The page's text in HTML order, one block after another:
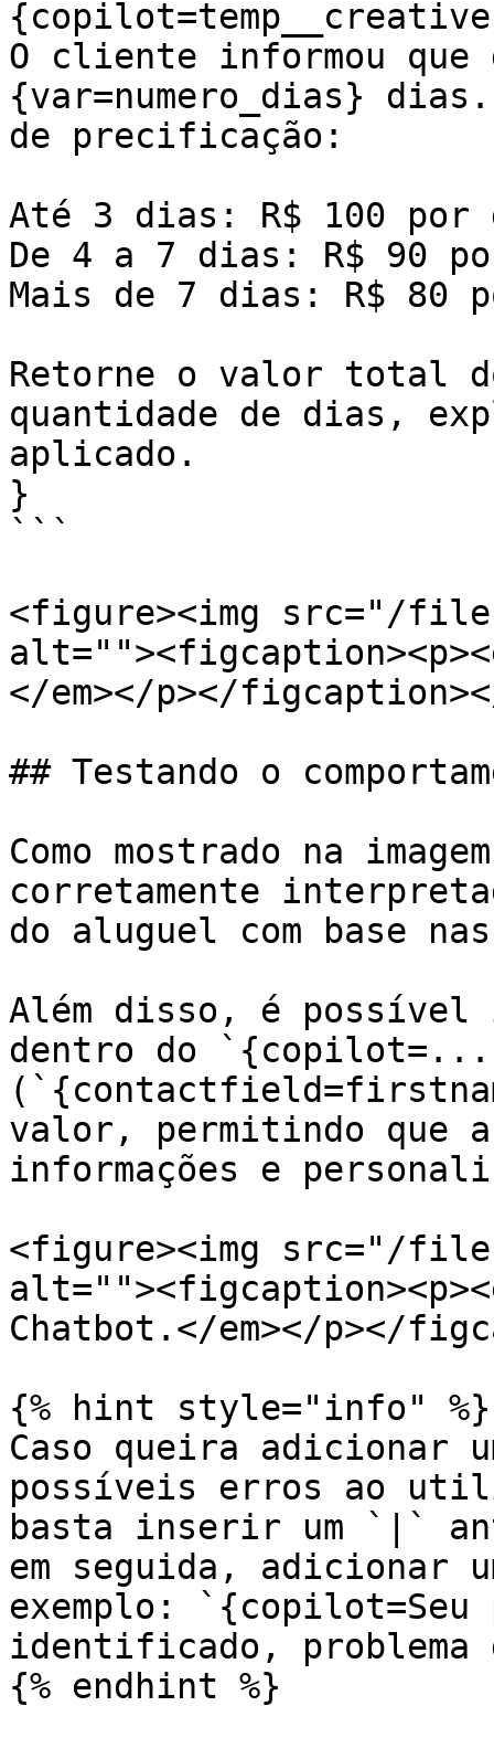
{copilot=temp__creative
O cliente informou
{var=numero_dias}
de precificação:
Até 3 dias: R$ 100 por
De 4 a 7 dias: R$ 90
Mais de 7 dias: R$ 80
Retorne o valor total
quantidade de dias,
aplicado.
}
```
<figure><img src="/files/
</em></p></
## Testando o
Como mostrado na
corretamente
do aluguel com base
Além disso, é
dentro do
valor, permitindo que
informações e
<figure><img src="/files/
Chatbot.</em></p></
{% hint style="info" %}
Caso queira adicionar
possíveis erros ao
basta inserir um `|`
em seguida, adicionar
exemplo: `{copilot=Seu
identificado, problema
{% endhint %}